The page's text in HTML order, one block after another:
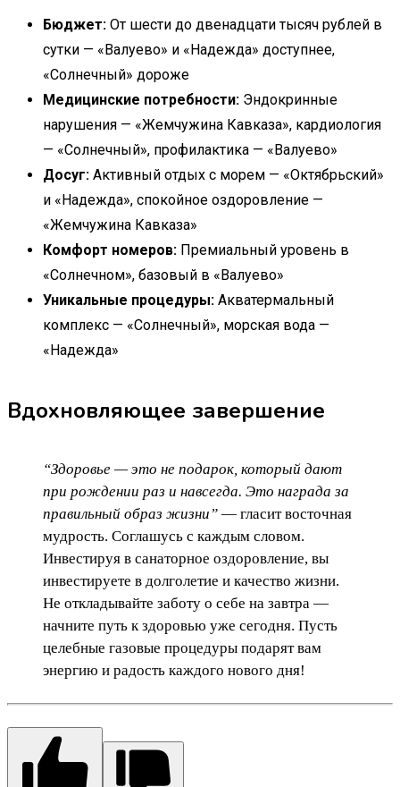
Бюджет: От шести до двенадцати тысяч рублей в
сутки — «Валуево» и «Надежда» доступнее,
«Солнечный» дороже
Медицинские потребности: Эндокринные
нарушения — «Жемчужина Кавказа», кардиология
— «Солнечный», профилактика — «Валуево»
Досуг: Активный отдых с морем — «Октябрьский»
и «Надежда», спокойное оздоровление —
«Жемчужина Кавказа»
Комфорт номеров: Премиальный уровень в
«Солнечном», базовый в «Валуево»
Уникальные процедуры: Акватермальный
комплекс — «Солнечный», морская вода —
«Надежда»
Вдохновляющее завершение
“Здоровье — это не подарок, который дают
при рождении раз и навсегда. Это награда за
правильный образ жизни” — гласит восточная
мудрость. Соглашусь с каждым словом.
Инвестируя в санаторное оздоровление, вы
инвестируете в долголетие и качество жизни.
Не откладывайте заботу о себе на завтра —
начните путь к здоровью уже сегодня. Пусть
целебные газовые процедуры подарят вам
энергию и радость каждого нового дня!